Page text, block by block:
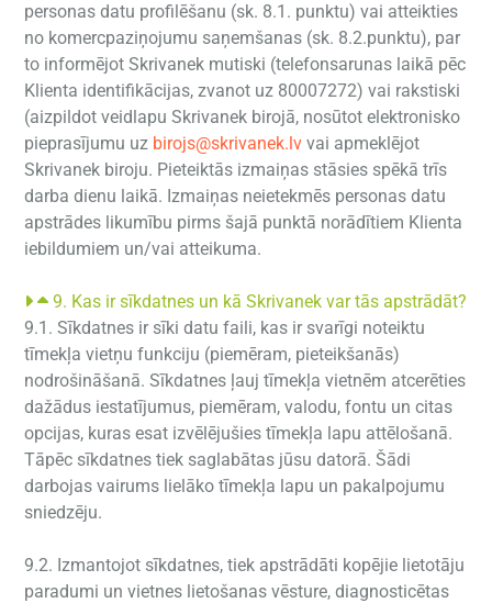
personas datu profilēšanu (sk. 8.1. punktu) vai atteikties
no komercpaziņojumu saņemšanas (sk. 8.2.punktu), par
to informējot Skrivanek mutiski (telefonsarunas laikā pēc
Klienta identifikācijas, zvanot uz 80007272) vai rakstiski
(aizpildot veidlapu Skrivanek birojā, nosūtot elektronisko
pieprasījumu uz birojs@skrivanek.lv vai apmeklējot
Skrivanek biroju. Pieteiktās izmaiņas stāsies spēkā trīs
darba dienu laikā. Izmaiņas neietekmēs personas datu
apstrādes likumību pirms šajā punktā norādītiem Klienta
iebildumiem un/vai atteikuma.
9. Kas ir sīkdatnes un kā Skrivanek var tās apstrādāt?
9.1. Sīkdatnes ir sīki datu faili, kas ir svarīgi noteiktu
tīmekļa vietņu funkciju (piemēram, pieteikšanās)
nodrošināšanā. Sīkdatnes ļauj tīmekļa vietnēm atcerēties
dažādus iestatījumus, piemēram, valodu, fontu un citas
opcijas, kuras esat izvēlējušies tīmekļa lapu attēlošanā.
Tāpēc sīkdatnes tiek saglabātas jūsu datorā. Šādi
darbojas vairums lielāko tīmekļa lapu un pakalpojumu
sniedzēju.
9.2. Izmantojot sīkdatnes, tiek apstrādāti kopējie lietotāju
paradumi un vietnes lietošanas vēsture, diagnosticētas